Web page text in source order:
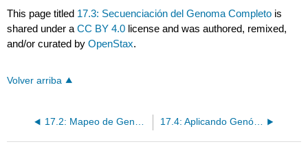
This page titled 17.3: Secuenciación del Genoma Completo is
shared under aCC BY 4.0 license and was authored, remixed,
and/or curated byOpenStax.
Volver arriba
17.2: Mapeo de Genomas 17.4: Aplicando Genómica